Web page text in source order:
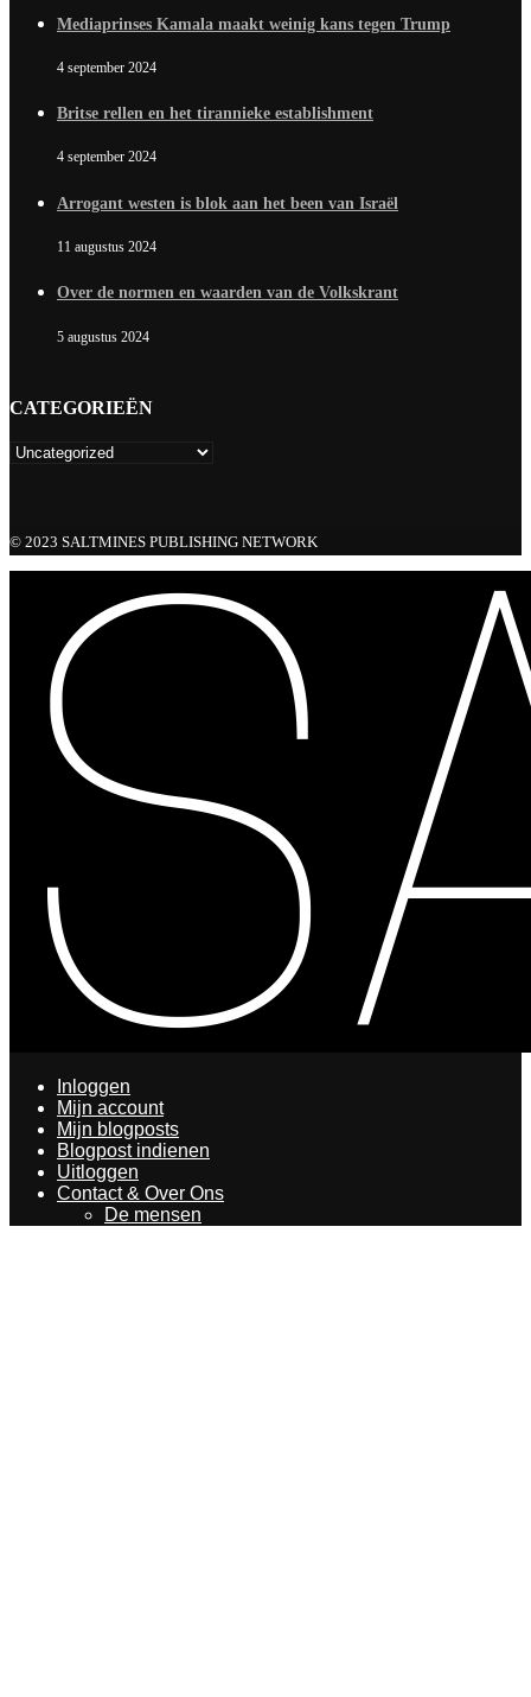
Mediaprinses Kamala maakt weinig kans tegen Trump
4 september 2024
Britse rellen en het tirannieke establishment
4 september 2024
Arrogant westen is blok aan het been van Israël
11 augustus 2024
Over de normen en waarden van de Volkskrant
5 augustus 2024
CATEGORIEËN
© 2023 SALTMINES PUBLISHING NETWORK
Inloggen
Mijn account
Mijn blogposts
Blogpost indienen
Uitloggen
Contact & Over Ons
De mensen